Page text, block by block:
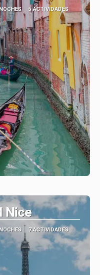
5 ACTIVIDADES
Nice
7 ACTIVIDADES